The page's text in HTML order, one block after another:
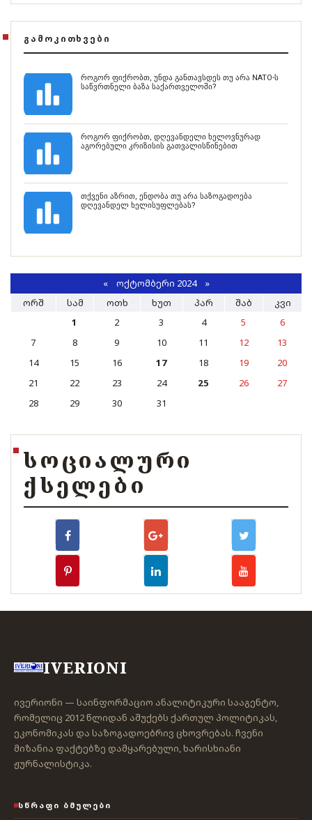
ᲒᲐᲛᲝᲙᲘᲗᲮᲕᲔᲑᲘ
როგორ ფიქრობთ, უნდა განთავსდეს თუ არა NATO-ს
საწვრთნელი ბაზა საქართველოში?
როგორ ფიქრობთ, დღევანდელი ხელოვნურად
აგორებული კრიზისის გათვალისწინებით
თქვენი აზრით, ენდობა თუ არა საზოგადოება
დღევანდელ ხელისუფლებას?
«ᲝᲥᲢᲝᲛᲑᲔᲠᲘ 2024 »
ᲝᲠᲨ
ᲡᲐᲛ ᲝᲗᲮ ᲮᲣᲗ ᲞᲐᲠ ᲨᲐᲑ
ᲙᲕᲘ
1
2 3 4 5
6
7
8 9 10 11 12
13
14
15 16 17 18 19
20
21
22 23 24 25 26
27
28
29 30 31
ᲡᲝᲪᲘᲐᲚᲣᲠᲘ
ᲥᲡᲔᲚᲔᲑᲘ
IVERIONI
ივერიონი — საინფორმაციო ანალიტიკური სააგენტო,
რომელიც 2012 წლიდან აშუქებს ქართულ პოლიტიკას,
ეკონომიკას და საზოგადოებრივ ცხოვრებას. ჩვენი
მიზანია ფაქტებზე დამყარებული, ხარისხიანი
ჟურნალისტიკა.
ᲡᲬᲠᲐᲤᲘ ᲑᲛᲣᲚᲔᲑᲘ